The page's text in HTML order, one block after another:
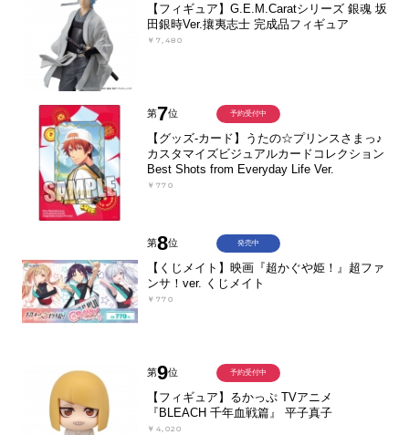
【フィギュア】G.E.M.Caratシリーズ 銀魂 坂
田銀時Ver.攘夷志士 完成品フィギュア
￥7,480
第7位
【グッズ-カード】うたの☆プリンスさまっ♪
カスタマイズビジュアルカードコレクション
Best Shots from Everyday Life Ver.
￥770
予約受付中
第8位
【くじメイト】映画『超かぐや姫！』超ファ
ンサ！ver. くじメイト
￥770
発売中
第9位
【フィギュア】るかっぷ TVアニメ
『BLEACH 千年血戦篇』 平子真子
￥4,020
予約受付中